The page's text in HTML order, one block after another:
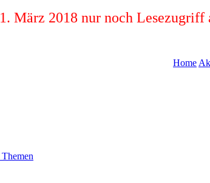
März 2018 nur noch Lesezugriff
Home